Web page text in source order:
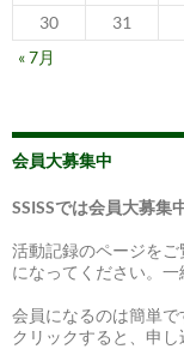
30
31
« 7月
会員大募集中
SSISSでは会員大募集
活動記録のページを
になってください。一
会員になるのは簡単
クリックすると、申し